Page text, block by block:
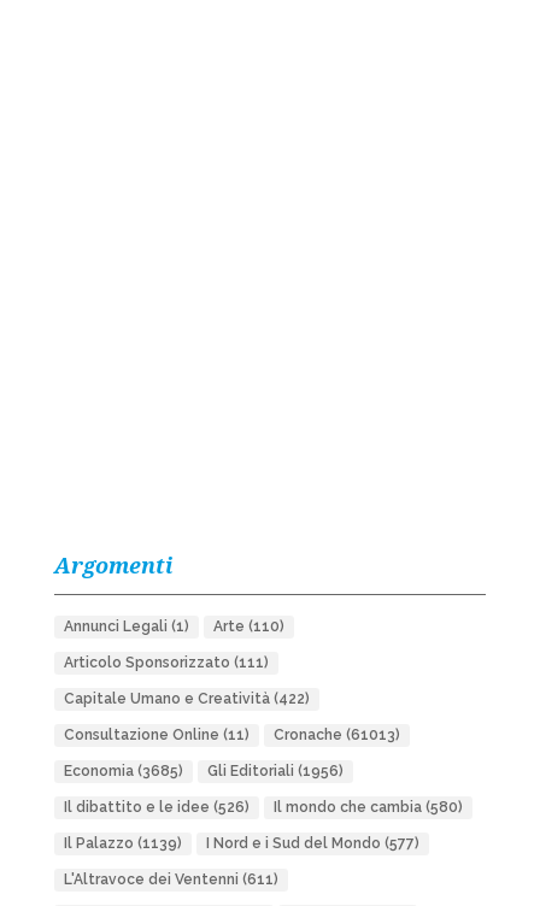
Argomenti
Annunci Legali (1) Arte (110)
Articolo Sponsorizzato (111)
Capitale Umano e Creatività(422)
Consultazione Online (11) Cronache (61013)
Economia(3685) Gli Editoriali (1956)
Il dibattito e le idee (526) Il mondo che cambia(580)
Il Palazzo (1139) I Nord e i Sud del Mondo (577)
L'Altravoce dei Ventenni (611)